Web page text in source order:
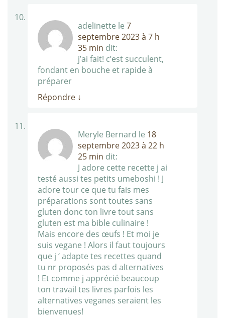
adelinette le 7
septembre 2023 à 7 h
35 min dit:
j’ai fait! c’est succulent,
fondant en bouche et rapide à
préparer
Répondre ↓
Meryle Bernard le 18
septembre 2023 à 22 h
25 min dit:
J adore cette recette j ai
testé aussi tes petits umeboshi ! J
adore tour ce que tu fais mes
préparations sont toutes sans
gluten donc ton livre tout sans
gluten est ma bible culinaire !
Mais encore des œufs ! Et moi je
suis vegane ! Alors il faut toujours
que j ‘ adapte tes recettes quand
tu nr proposés pas d alternatives
! Et comme j apprécié beaucoup
ton travail tes livres parfois les
alternatives veganes seraient les
bienvenues!